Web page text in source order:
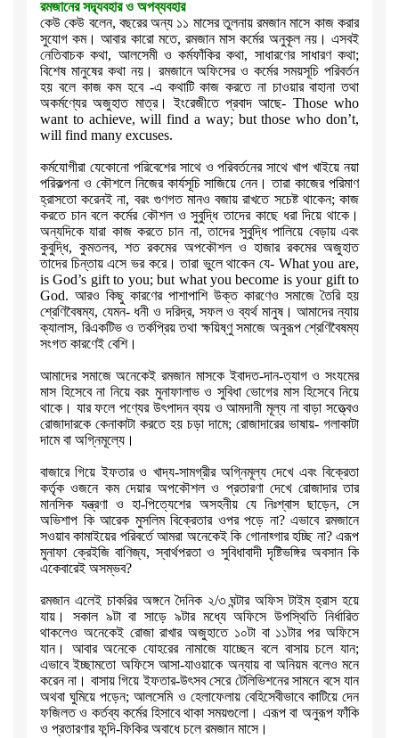
রমজানের সদ্ব্যবহার ও অপব্যবহার
কেউ কেউ বলেন, বছরের অন্য ১১ মাসের তুলনায় রমজান মাসে কাজ করার
সুযোগ কম। আবার কারো মতে,রমজান মাস কর্মের অনুকূল নয়। এসবই
নেতিবাচক কথা, আলসেমী ও কর্মফাঁকির কথা, সাধারণের সাধারণ কথা;
বিশেষ মানুষের কথা নয়। রমজানে অফিসের ও কর্মের সময়সূচি পরিবর্তন
হয় বলে কাজ কম হবে -এ কথাটি কাজ করতে না চাওয়ার বাহানা তথা
অকর্মণ্যের অজুহাত মাত্র। ইংরেজীতে প্রবাদ আছে- Those who
want to achieve, will find a way; but those who don’t,
will find many excuses.
কর্মযোগীরা যেকোনো পরিবেশের সাথে ও পরিবর্তনের সাথে খাপ খাইয়ে নয়া
পরিকল্পনা ও কৌশলে নিজের কার্যসূচি সাজিয়ে নেন। তারা কাজের পরিমাণ
হ্রাসতো করেনই না, বরং গুণগত মানও বজায় রাখতে সচেষ্ট থাকেন;কাজ
করতে চান বলে কর্মের কৌশল ও সুবুদ্ধি তাদের কাছে ধরা দিয়ে থাকে।
অন্যদিকে যারা কাজ করতে চান না,তাদের সুবুদ্ধি পালিয়ে বেড়ায় এবং
কুবুদ্ধি,কুমতলব,শত রকমের অপকৌশল ও হাজার রকমের অজুহাত
তাদের চিন্তায় এসে ভর করে। তারা ভুলে থাকেন যে- What you are,
is God’s gift to you; but what you become is your gift to
God. আরও কিছু কারণের পাশাপাশি উক্ত কারণেও সমাজে তৈরি হয়
শ্রেণিবৈষম্য, যেমন- ধনী ও দরিদ্র, সফল ও ব্যর্থ মানুষ। আমাদের ন্যায়
ক্যালাস, রিএকটিভ ও তর্কপ্রিয় তথা ক্ষয়িষ্ণু সমাজে অনুরূপ শ্রেণিবৈষম্য
সংগত কারণেই বেশি।
আমাদের সমাজে অনেকেই রমজান মাসকে ইবাদত-দান-ত্যাগ ও সংযমের
মাস হিসেবে না নিয়ে বরং মুনাফালাভ ও সুবিধা ভোগের মাস হিসেবে নিয়ে
থাকে। যার ফলে পণ্যের উৎপাদন ব্যয় ও আমদানী মূল্য না বাড়া সত্ত্বেও
রোজাদারকে কেনাকাটা করতে হয় চড়া দামে; রোজাদারের ভাষায়- গলাকাটা
দামে বা অগ্নিমূল্যে।
বাজারে গিয়ে ইফতার ও খাদ্য-সামগ্রীর অগ্নিমূল্য দেখে এবং বিক্রেতা
কর্তৃক ওজনে কম দেয়ার অপকৌশল ও প্রতারণা দেখে রোজাদার তার
মানসিক যন্ত্রণা ও
হা-পিত্যেশের অসহনীয় যে নিঃশ্বাস ছাড়েন, সে
অভিশাপ কি আরেক মুসলিম বিক্রেতার ওপর পড়ে না?এভাবে রমজানে
সওয়াব কামাইয়ের পরিবর্তে আমরা অনেকেই কি গোনাহ্গার হচ্ছি না?এরূপ
মুনাফা ক্রেইজি বাণিজ্য,স্বার্থপরতা ও সুবিধাবাদী দৃষ্টিভঙ্গির অবসান কি
একেবারেই অসম্ভব?
রমজান এলেই চাকরির অঙ্গনে দৈনিক ২/৩ ঘন্টার অফিস টাইম হ্রাস হয়ে
যায়। সকাল ৯টা বা সাড়ে ৯টার মধ্যে অফিসে উপস্থিতি নির্ধারিত
থাকলেও অনেকেই রোজা রাখার অজুহাতে ১০টা বা ১১টার পর অফিসে
যান। আবার অনেকে যোহরের নামাজে যাচ্ছেন বলে বাসায় চলে যান;
এভাবে ইচ্ছামতো অফিসে আসা-যাওয়াকে অন্যায় বা অনিয়ম বলেও মনে
করেন না। বাসায় গিয়ে ইফতার-উৎসব সেরে টেলিভিশনের সামনে বসে যান
অথবা ঘুমিয়ে পড়েন;আলসেমি ও হেলাফেলায় বেহিসেবীভাবে কাটিয়ে দেন
ফজিলত ও কর্তব্য কর্মের হিসাবে থাকা সময়গুলো। এরূপ বা অনুরূপ ফাঁকি
ও প্রতারণার ফন্দি-ফিকির অবাধে চলে রমজান মাসে।